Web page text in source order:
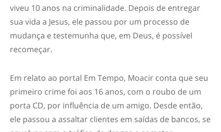
viveu 10 anos na criminalidade. Depois de entregar
sua vida a Jesus, ele passou por um processo de
mudança e testemunha que, em Deus, é possível
recomeçar.
Em relato ao portal Em Tempo, Moacir conta que seu
primeiro crime foi aos 16 anos, com o roubo de um
porta CD, por influência de um amigo. Desde então,
ele passou a assaltar clientes em saídas de bancos, se